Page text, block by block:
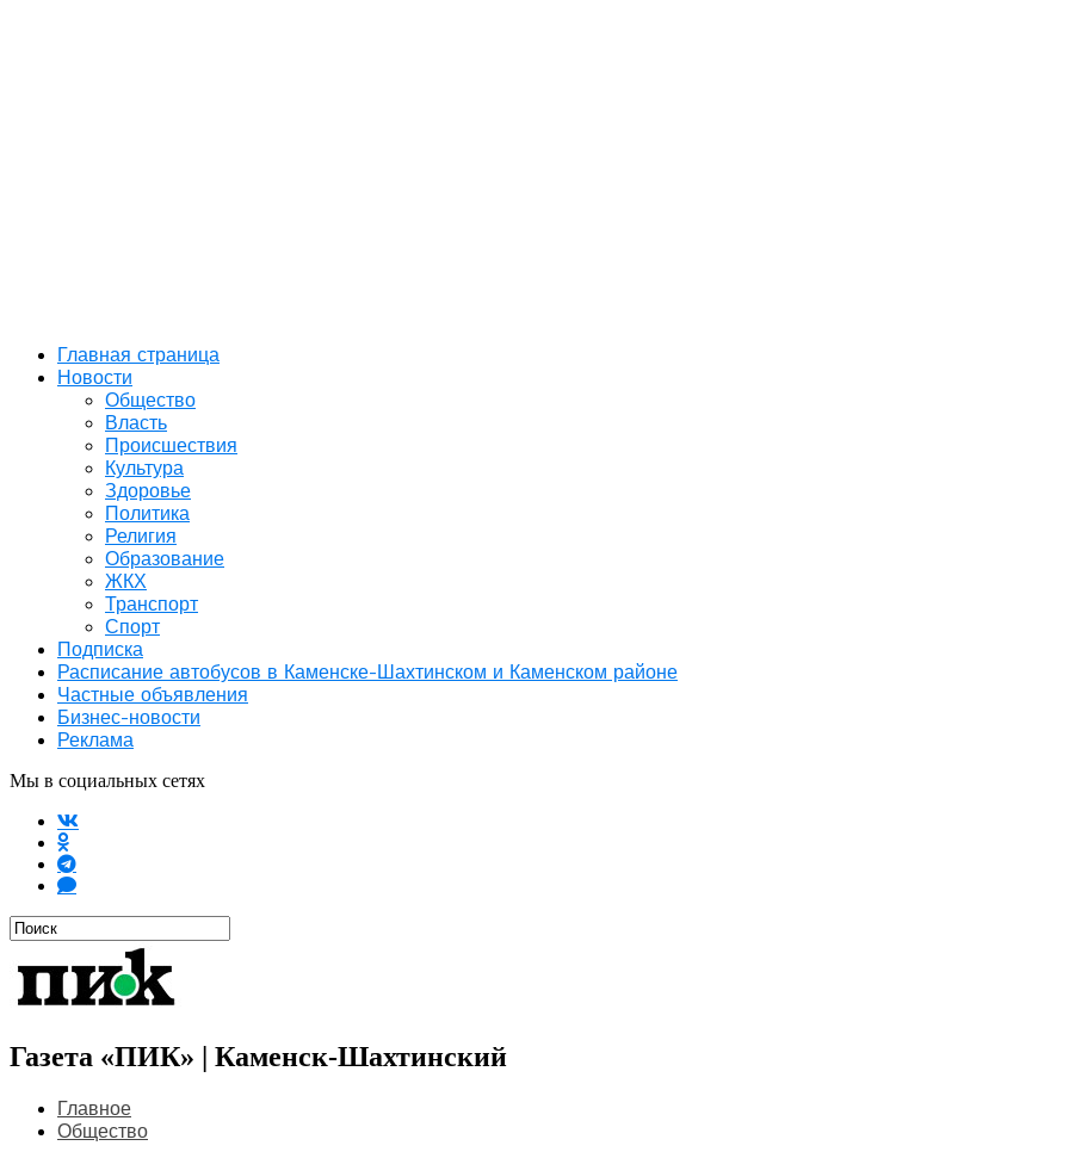
Главная страница
Новости
Общество
Власть
Происшествия
Культура
Здоровье
Политика
Религия
Образование
ЖКХ
Транспорт
Спорт
Подписка
Расписание автобусов в Каменске-Шахтинском и Каменском районе
Частные объявления
Бизнес-новости
Реклама
Мы в социальных сетях
Газета «ПИК» | Каменск-Шахтинский
Главное
Общество